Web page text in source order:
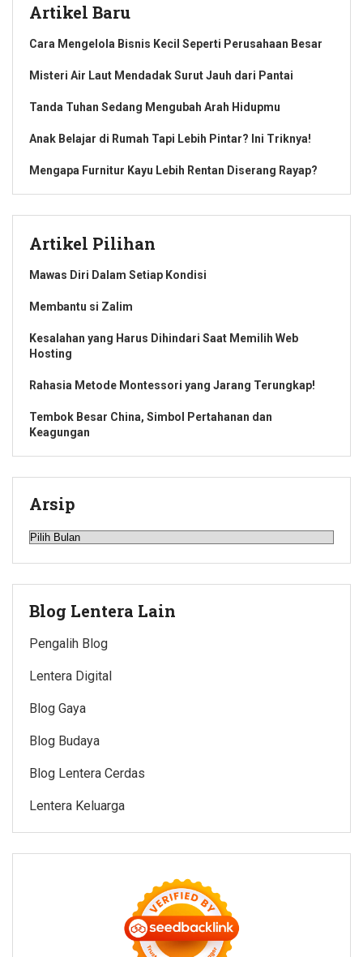
Artikel Baru
Cara Mengelola Bisnis Kecil Seperti Perusahaan Besar
Misteri Air Laut Mendadak Surut Jauh dari Pantai
Tanda Tuhan Sedang Mengubah Arah Hidupmu
Anak Belajar di Rumah Tapi Lebih Pintar? Ini Triknya!
Mengapa Furnitur Kayu Lebih Rentan Diserang Rayap?
Artikel Pilihan
Mawas Diri Dalam Setiap Kondisi
Membantu si Zalim
Kesalahan yang Harus Dihindari Saat Memilih Web
Hosting
Rahasia Metode Montessori yang Jarang Terungkap!
Tembok Besar China, Simbol Pertahanan dan
Keagungan
Arsip
Arsip
Blog Lentera Lain
Pengalih Blog
Lentera Digital
Blog Gaya
Blog Budaya
Blog Lentera Cerdas
Lentera Keluarga